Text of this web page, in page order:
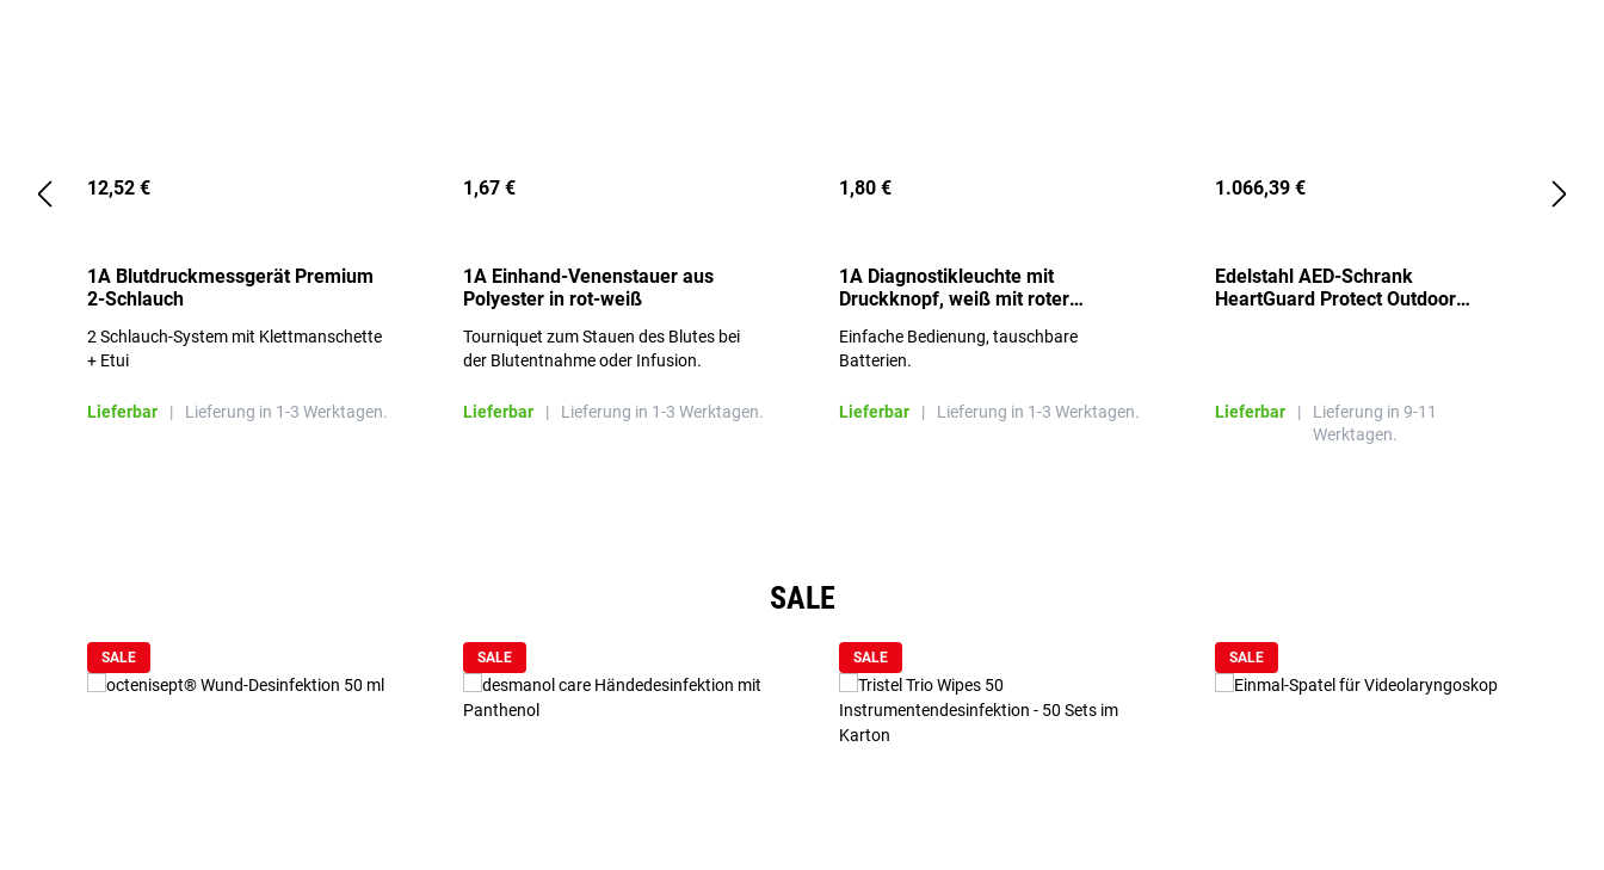
12,52 €
1A Blutdruckmessgerät Premium
2-Schlauch
2 Schlauch-System mit Klettmanschette
+ Etui
Lieferbar | Lieferung in 1-3 Werktagen.
1,67 €
1A Einhand-Venenstauer aus
Polyester in rot-weiß
Tourniquet zum Stauen des Blutes bei
der Blutentnahme oder Infusion.
Lieferbar | Lieferung in 1-3 Werktagen.
1,80 €
1A Diagnostikleuchte mit
Druckknopf, weiß mit roter
Einfache Bedienung, tauschbare
Batterien.
Lieferbar | Lieferung in 1-3 Werktagen.
1.066,39 €
Edelstahl AED-Schrank
HeartGuard Protect Outdoor
Lieferbar |
Lieferung in 9-11
Werktagen.
SALE
SALE SALE SALE SALE